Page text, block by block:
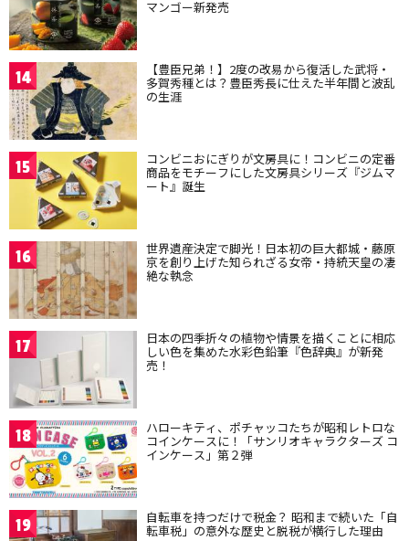
マンゴー新発売
14 【豊臣兄弟！】2度の改易から復活した武将・
多賀秀種とは？豊臣秀長に仕えた半年間と波乱
の生涯
15 コンビニおにぎりが文房具に！コンビニの定番
商品をモチーフにした文房具シリーズ『ジムマ
ート』誕生
16 世界遺産決定で脚光！日本初の巨大都城・藤原
京を創り上げた知られざる女帝・持統天皇の凄
絶な執念
17 日本の四季折々の植物や情景を描くことに相応
しい色を集めた水彩色鉛筆『色辞典』が新発
売！
18 ハローキティ、ポチャッコたちが昭和レトロな
コインケースに！「サンリオキャラクターズ コ
インケース」第２弾
19 自転車を持つだけで税金？ 昭和まで続いた「自
転車税」の意外な歴史と脱税が横行した理由